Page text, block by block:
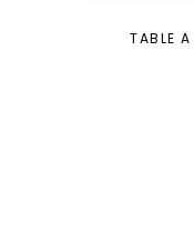
TABLE